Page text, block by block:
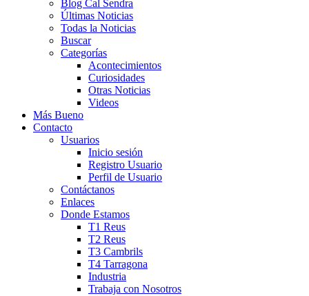
Blog Cal Sendra
Últimas Noticias
Todas la Noticias
Buscar
Categorías
Acontecimientos
Curiosidades
Otras Noticias
Videos
Más Bueno
Contacto
Usuarios
Inicio sesión
Registro Usuario
Perfil de Usuario
Contáctanos
Enlaces
Donde Estamos
T1 Reus
T2 Reus
T3 Cambrils
T4 Tarragona
Industria
Trabaja con Nosotros